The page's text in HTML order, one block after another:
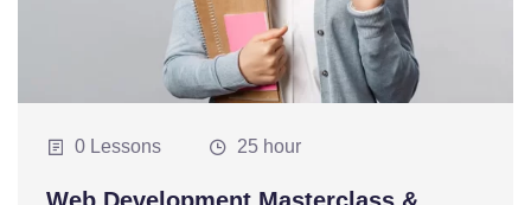
0 Lessons 25 hour